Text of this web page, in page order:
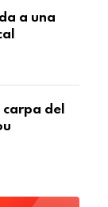
a una
del